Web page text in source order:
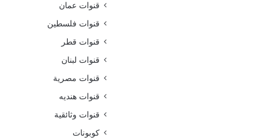
قنوات عمان
قنوات فلسطين
قنوات قطر
قنوات لبنان
قنوات مصرية
قنوات هنديه
قنوات وثائقية
كوبونات